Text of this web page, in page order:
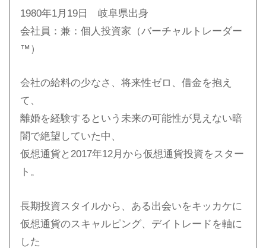
1980年1月19日 岐阜県出身
会社員：兼：個人投資家（バーチャルトレーダー
™）
会社の給料の少なさ、将来性ゼロ、借金を抱え
て、
離婚を経験するという未来の可能性が見えない暗
闇で絶望していた中、
仮想通貨と2017年12月から仮想通貨投資をスター
ト。
長期投資スタイルから、ある出会いをキッカケに
仮想通貨のスキャルピング、デイトレードを軸に
した